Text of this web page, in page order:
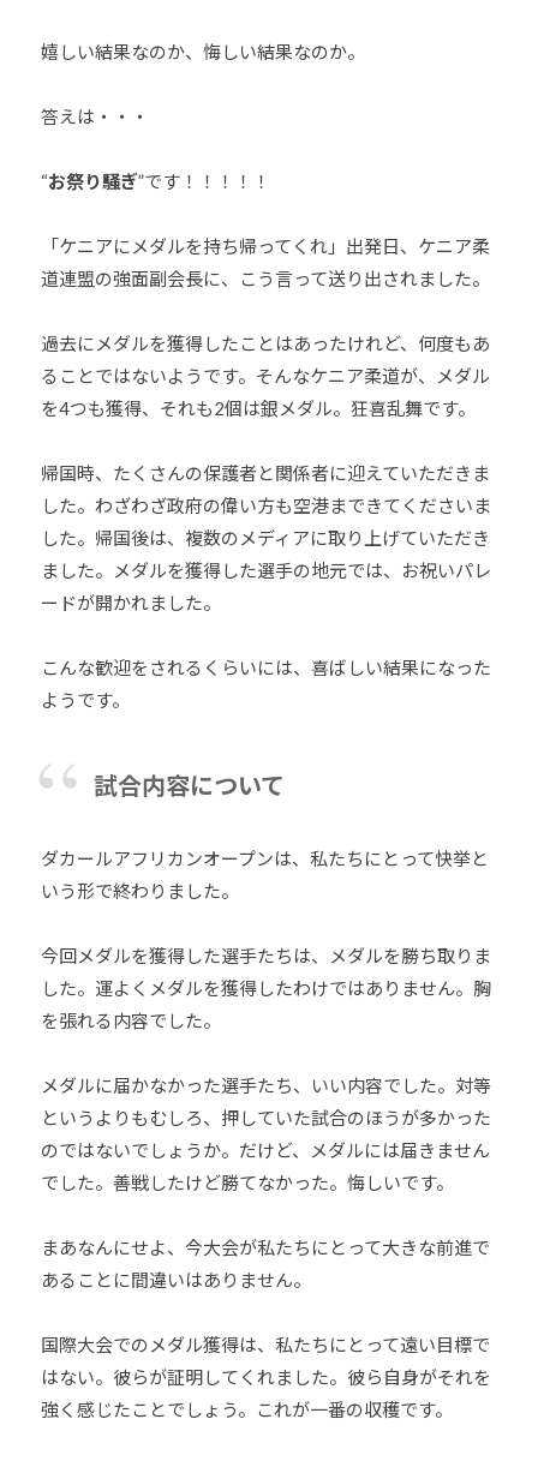
嬉しい結果なのか、悔しい結果なのか。
答えは・・・
“お祭り騒ぎ”です！！！！！
「ケニアにメダルを持ち帰ってくれ」出発日、ケニア柔
道連盟の強面副会長に、こう言って送り出されました。
過去にメダルを獲得したことはあったけれど、何度もあ
ることではないようです。そんなケニア柔道が、メダル
を4つも獲得、それも2個は銀メダル。狂喜乱舞です。
帰国時、たくさんの保護者と関係者に迎えていただきま
した。わざわざ政府の偉い方も空港まできてくださいま
した。帰国後は、複数のメディアに取り上げていただき
ました。メダルを獲得した選手の地元では、お祝いパレ
ードが開かれました。
こんな歓迎をされるくらいには、喜ばしい結果になった
ようです。
試合内容について
ダカールアフリカンオープンは、私たちにとって快挙と
いう形で終わりました。
今回メダルを獲得した選手たちは、メダルを勝ち取りま
した。運よくメダルを獲得したわけではありません。胸
を張れる内容でした。
メダルに届かなかった選手たち、いい内容でした。対等
というよりもむしろ、押していた試合のほうが多かった
のではないでしょうか。だけど、メダルには届きません
でした。善戦したけど勝てなかった。悔しいです。
まあなんにせよ、今大会が私たちにとって大きな前進で
あることに間違いはありません。
国際大会でのメダル獲得は、私たちにとって遠い目標で
はない。彼らが証明してくれました。彼ら自身がそれを
強く感じたことでしょう。これが一番の収穫です。